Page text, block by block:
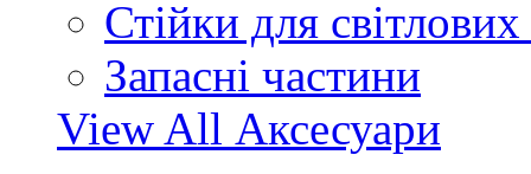
Стійки для
Запасні частини
View All Аксесуари